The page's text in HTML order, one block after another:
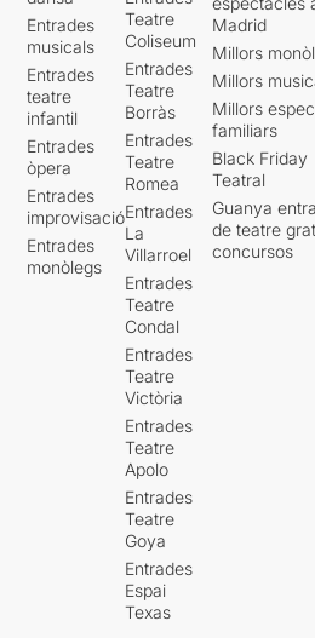
Entrades
musicals
Entrades
teatre
infantil
Entrades
òpera
Entrades
improvisació
Entrades
monòlegs
Teatre
Coliseum
Entrades
Teatre
Borràs
Entrades
Teatre
Romea
Entrades
La
Villarroel
Entrades
Teatre
Condal
Entrades
Teatre
Victòria
Entrades
Teatre
Apolo
Entrades
Teatre
Goya
Entrades
Espai
Texas
Madrid
Millors
Millors
Millors
familiars
Black Friday
Teatral
Guanya
de teatre
concursos